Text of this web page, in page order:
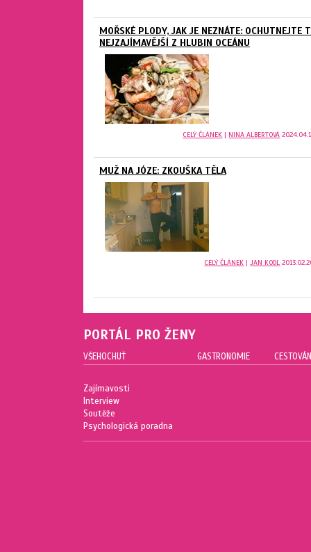
MOŘSKÉ PLODY, JAK JE NEZNÁTE: OCHUTNEJTE
NEJZAJÍMAVĚJŠÍ Z HLUBIN OCEÁNU
CELÝ ČLÁNEK | NINA ALBERTOVÁ
MUŽ NA JÓZE: ZKOUŠKA TĚLA
CELÝ ČLÁNEK |JAN KODL
PORTÁL PRO ŽENY
VŠEHOCHUŤ
Zajímavosti
Interview
Soutěže
Psychologická poradna
GASTRONOMIE